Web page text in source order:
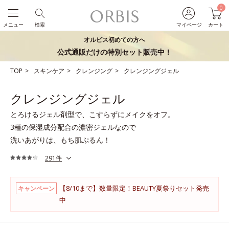
マイページ
0
カート
検索
メニュー
オルビス初めての方へ
公式通販だけの特別セット販売中！
TOP スキンケア クレンジング クレンジングジェル
クレンジングジェル
とろけるジェル剤型で、こすらずにメイクをオフ。
3種の保湿成分配合の濃密ジェルなので
洗いあがりは、もち肌ぷるん！
291件
キャンペーン
【8/10まで】数量限定！BEAUTY夏祭りセット発売
中